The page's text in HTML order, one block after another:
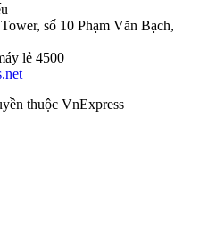
số 10 Phạm Văn Bạch,
lẻ 4500
thuộc VnExpress